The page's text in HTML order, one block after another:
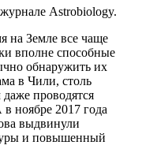
Astrobiology.
на Земле все чаще
вполне способные
обнаружить их
в Чили, столь
проводятся
ноябре 2017 года
выдвинули
и повышенный